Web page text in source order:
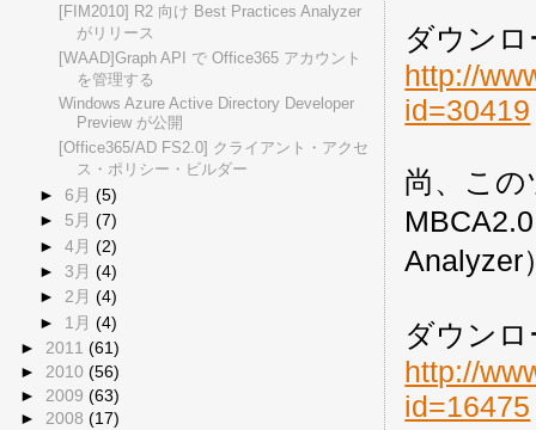
ダウン
http://
id=30419
尚、こ
Analyzer
ダウン
http://
id=16475
[FIM2010] R2 向け Best Practices Analyzer
がリリース
[WAAD]Graph API で Office365 アカウント
を管理する
Windows Azure Active Directory Developer
Preview が公開
[Office365/AD FS2.0] クライアント・アクセ
ス・ポリシー・ビルダー
►6月(5)
► 5月(7)
►4月(2)
► 3月(4)
►2月(4)
► 1月(4)
► 2011 (61)
► 2010 (56)
► 2009 (63)
► 2008 (17)